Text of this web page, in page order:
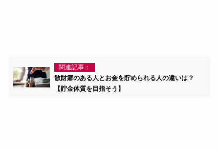
関連記事：
散財癖のある人とお金を貯められる人の違いは？
【貯金体質を目指そう】